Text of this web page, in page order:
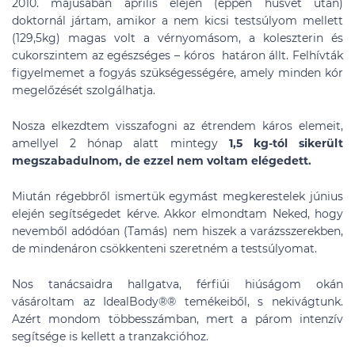
2010. májusában április elején (éppen húsvét után)
doktornál jártam, amikor a nem kicsi testsúlyom mellett
(129,5kg) magas volt a vérnyomásom, a koleszterin és
cukorszintem az egészséges – kóros határon állt. Felhívták
figyelmemet a fogyás szükségességére, amely minden kór
megelőzését szolgálhatja.
Nosza elkezdtem visszafogni az étrendem káros elemeit,
amellyel 2 hónap alatt mintegy 1,5 kg-tól sikerült
megszabadulnom, de ezzel nem voltam elégedett.
Miután régebbről ismertük egymást megkerestelek június
elején segítségedet kérve. Akkor elmondtam Neked, hogy
nevemből adódóan (Tamás) nem hiszek a varázsszerekben,
de mindenáron csökkenteni szeretném a testsúlyomat.
Nos tanácsaidra hallgatva, férfiúi hiúságom okán
vásároltam az IdealBody®® temékeiből, s nekivágtunk.
Azért mondom többesszámban, mert a párom intenzív
segítsége is kellett a tranzakcióhoz.